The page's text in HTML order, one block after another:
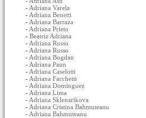
- Adriana Varela
- Adriana Benetti
- Adriana Barraza
- Adriana Prieto
- Beatriz Adriana
- Adriana Russo
- Adriana Russo
- Adriana Bogdan
- Adriana Paun
- Adriana Caselotti
- Adriana Facchetti
- Adriana Dominguez
- Adriana Lima
- Adriana Sklenarikova
- Adriana Cristina Bahmuteanu
- Adriana Bahmuteanu